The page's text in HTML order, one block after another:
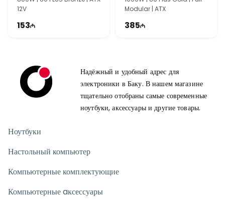
12V
153
Modular | ATX
385
Надёжный и удобный адрес для
электроники в Баку. В нашем магазине
тщательно отобраны самые современные
ноутбуки, аксессуары и другие товары.
Ноутбуки
Настольный компьютер
Компьютерные комплектующие
Компьютерные aксессуары